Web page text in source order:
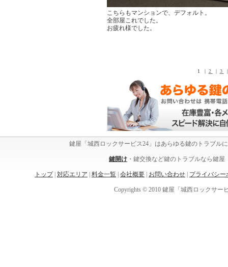
こちらもマンションで、デフォルト。
全部屋これでした。
お疲れ様でした。
1 | 2 | 3
鍵屋「城西ロックサービス24」はあらゆる鍵のトラブル
鍵開け ・鍵交換など鍵のトラブルなら鍵
トップ| 対応エリア 料金一覧 会社概要 お問い合わせ プライバシー
Copyrights © 2010 鍵屋「城西ロックサー